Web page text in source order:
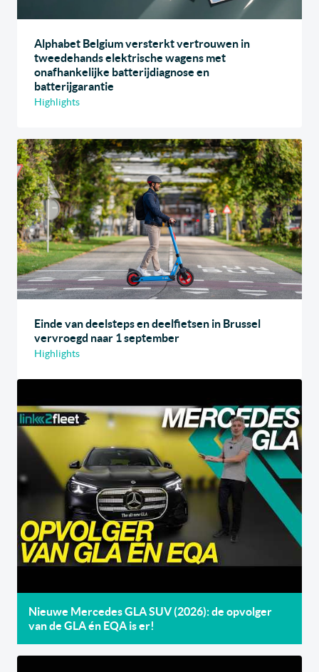
Alphabet Belgium versterkt vertrouwen in
tweedehands elektrische wagens met
onafhankelijke batterijdiagnose en
batterijgarantie
Highlights
Einde van deelsteps en deelfietsen in Brussel
vervroegd naar 1 september
Highlights
Nieuwe Mercedes GLA SUV (2026): de opvolger
van de GLA én EQA is er!